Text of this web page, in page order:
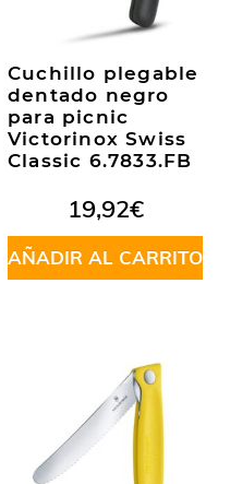
Cuchillo plegable
dentado negro
para picnic
Victorinox Swiss
Classic 6.7833.FB
19,92€
AÑADIR AL CARRITO